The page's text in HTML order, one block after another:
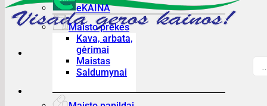
eKAINA
Maisto prekės
Kava, arbata,
gėrimai
Maistas
Saldumynai